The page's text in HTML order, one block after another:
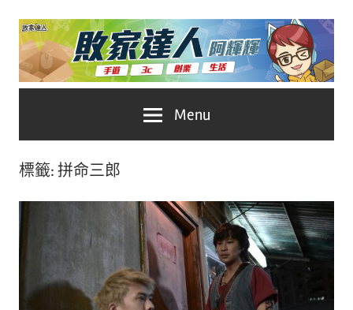
Skip
content
家
人
No.1
遊
戲
科
技
自
Menu
標籤: 拼命三郎